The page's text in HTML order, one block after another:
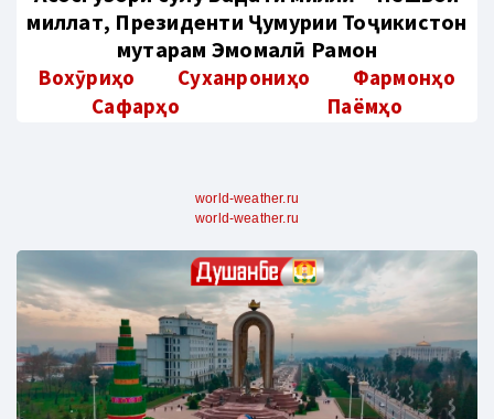
миллат, Президенти Ҷумҳурии Тоҷикистон
муҳтарам Эмомалӣ Раҳмон
Вохӯриҳо Суханрониҳо
Фармонҳо
Сафарҳо
Паёмҳо
world-weather.ru
world-weather.ru